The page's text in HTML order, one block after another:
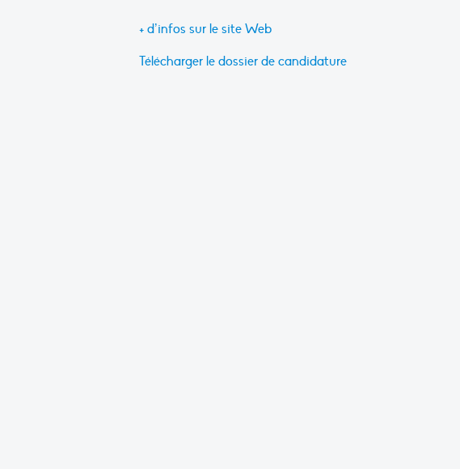
+ d’infos sur le site Web
Télécharger le dossier de candidature